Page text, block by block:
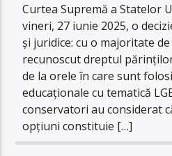
Curtea Supremă a Statelor
vineri, 27 iunie 2025, o
și juridice: cu o majoritate
recunoscut dreptul
de la orele în care sunt
educaționale cu tematică
conservatori au considerat
opțiuni constituie […]